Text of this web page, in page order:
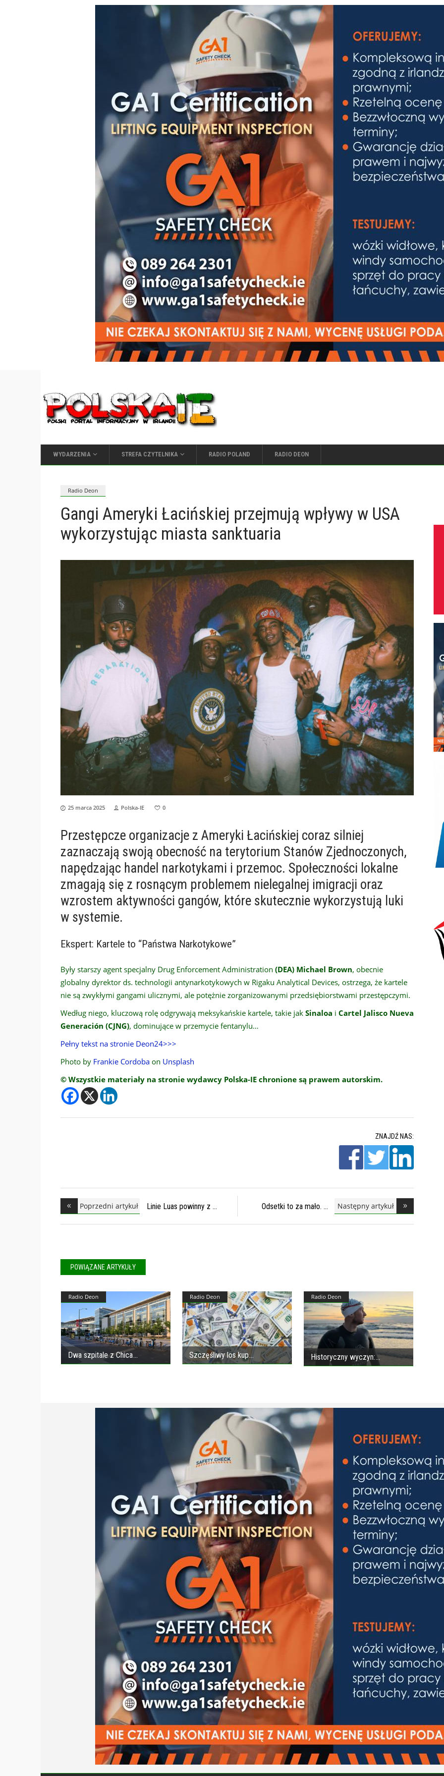
WYDARZENIA STREFA CZYTELNIKA RADIO POLAND RADIO DEON
Radio Deon
Gangi Ameryki Łacińskiej przejmują wpływy w USA
wykorzystując miasta sanktuaria
25 marca 2025 Polska-IE 0
Przestępcze organizacje z Ameryki Łacińskiej coraz silniej
zaznaczają swoją obecność na terytorium Stanów Zjednoczonych,
napędzając handel narkotykami i przemoc. Społeczności lokalne
zmagają się z rosnącym problemem nielegalnej imigracji oraz
wzrostem aktywności gangów, które skutecznie wykorzystują luki
w systemie.
Ekspert: Kartele to “Państwa Narkotykowe”
Były starszy agent specjalny Drug Enforcement Administration (DEA) Michael Brown, obecnie
globalny dyrektor ds. technologii antynarkotykowych w Rigaku Analytical Devices, ostrzega, że kartele
nie są zwykłymi gangami ulicznymi, ale potężnie zorganizowanymi przedsiębiorstwami przestępczymi.
Według niego, kluczową rolę odgrywają meksykańskie kartele, takie jak Sinaloa i Cartel Jalisco Nueva
Generación (CJNG), dominujące w przemycie fentanylu…
Pełny tekst na stronie Deon24>>>
Photo by Frankie Cordoba on Unsplash
© Wszystkie materiały na stronie wydawcy Polska-IE chronione są prawem autorskim.
ZNAJDŹ NAS:
Poprzedni artykuł Linie Luas powinny z Odsetki to za mało. Następny artykuł
POWIĄZANE ARTYKUŁY
Radio Deon
Dwa szpitale z Chica
Radio Deon
Szczęśliwy los kup
Radio Deon
Historyczny wyczyn: